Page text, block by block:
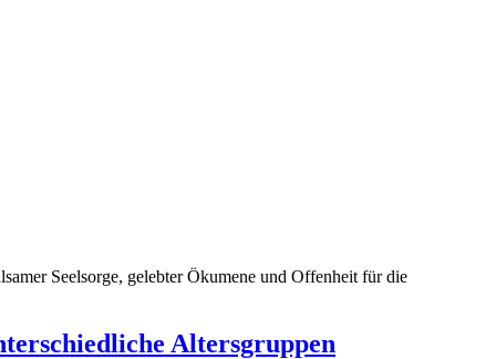
Seelsorge, gelebter Ökumene und Offenheit für die
Altersgruppen